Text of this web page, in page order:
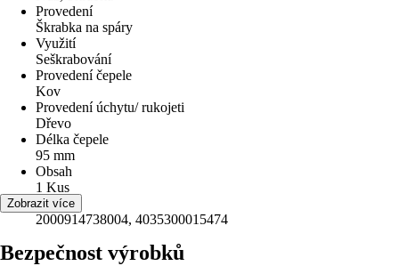
Provedení
Škrabka na spáry
Využití
Seškrabování
Provedení čepele
Kov
Provedení úchytu/ rukojeti
Dřevo
Délka čepele
95 mm
Obsah
1 Kus
EAN
2000914738004, 4035300015474
Zobrazit více
Bezpečnost výrobků